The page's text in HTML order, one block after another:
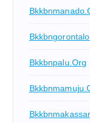
Bkkbnpalu.org